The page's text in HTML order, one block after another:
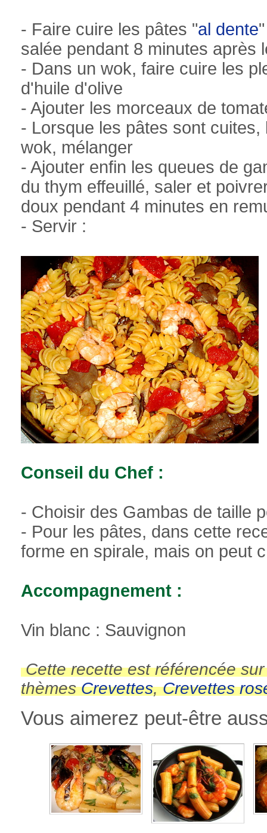
- Faire cuire les pâtes "al dente
salée pendant 8 minutes après
- Dans un wok, faire cuire les
d'huile d'olive
- Ajouter les morceaux de
- Lorsque les pâtes sont
wok, mélanger
- Ajouter enfin les queues de
du thym effeuillé, saler et
doux pendant 4 minutes en
- Servir :
Conseil du Chef :
- Choisir des Gambas de taille
- Pour les pâtes, dans cette
forme en spirale, mais on peut
Accompagnement :
Vin blanc : Sauvignon
Cette recette est référencée
thèmesCrevettes,Crevettes
Vous aimerez peut-être